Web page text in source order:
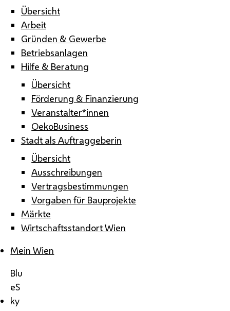
Übersicht
Arbeit
Gründen & Gewerbe
Betriebsanlagen
Hilfe & Beratung
Übersicht
Förderung & Finanzierung
Veranstalter*innen
OekoBusiness
Stadt als Auftraggeberin
Übersicht
Ausschreibungen
Vertragsbestimmungen
Vorgaben für Bauprojekte
Märkte
Wirtschaftsstandort Wien
Mein Wien
Blu
eS
ky